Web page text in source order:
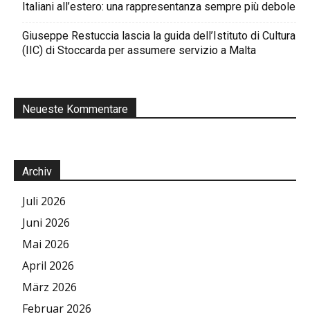
Italiani all’estero: una rappresentanza sempre più debole
Giuseppe Restuccia lascia la guida dell’Istituto di Cultura
(IIC) di Stoccarda per assumere servizio a Malta
Neueste Kommentare
Archiv
Juli 2026
Juni 2026
Mai 2026
April 2026
März 2026
Februar 2026